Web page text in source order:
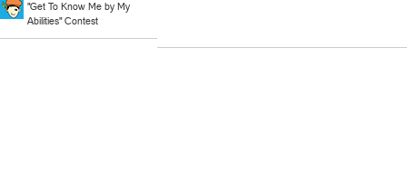
"Get To Know Me by My
Abilities" Contest